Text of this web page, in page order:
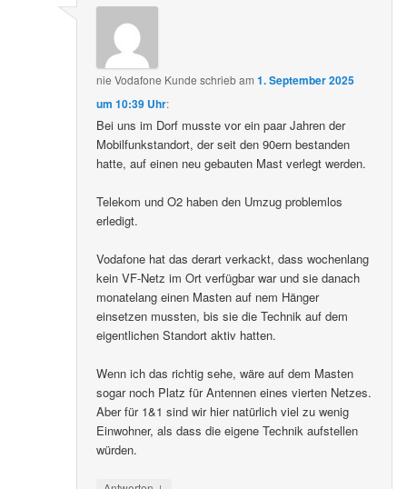
nie Vodafone Kunde schriebam1. September 2025
um 10:39 Uhr:
Bei uns im Dorf musste vor ein paar Jahren der
Mobilfunkstandort, der seit den 90ern bestanden
hatte, auf einen neu gebauten Mast verlegt werden.
Telekom und O2 haben den Umzug problemlos
erledigt.
Vodafone hat das derart verkackt, dass wochenlang
kein VF-Netz im Ort verfügbar war und sie danach
monatelang einen Masten auf nem Hänger
einsetzen mussten, bis sie die Technik auf dem
eigentlichen Standort aktiv hatten.
Wenn ich das richtig sehe, wäre auf dem Masten
sogar noch Platz für Antennen eines vierten Netzes.
Aber für 1&1 sind wir hier natürlich viel zu wenig
Einwohner, als dass die eigene Technik aufstellen
würden.